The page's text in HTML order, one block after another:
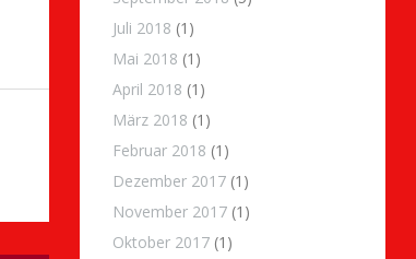
Juli 2018 (1)
Mai 2018 (1)
April 2018 (1)
März 2018 (1)
Februar 2018 (1)
Dezember 2017(1)
November 2017(1)
Oktober 2017(1)